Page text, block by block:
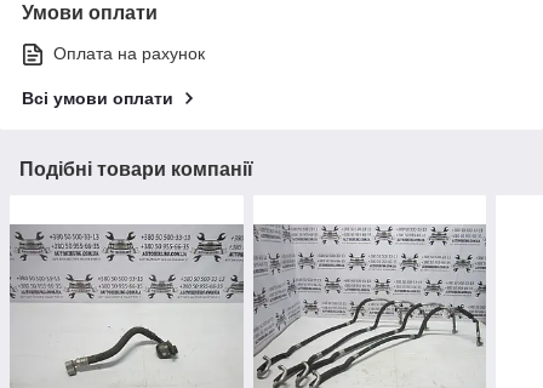
Умови оплати
Оплата на рахунок
Всі умови оплати
Подібні товари компанії